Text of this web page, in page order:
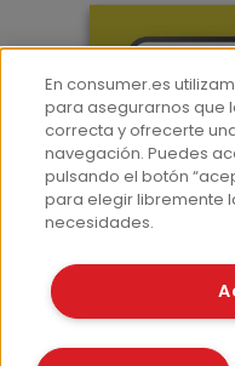
Corpus
©
En consumer.es
para asegurarnos que
correcta y ofrecerte
navegación. Puedes
pulsando el botón
para elegir libremente
necesidades.